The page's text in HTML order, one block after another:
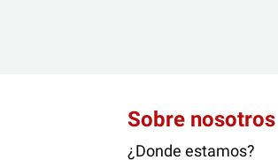
Sobre nosotros
¿Donde estamos?